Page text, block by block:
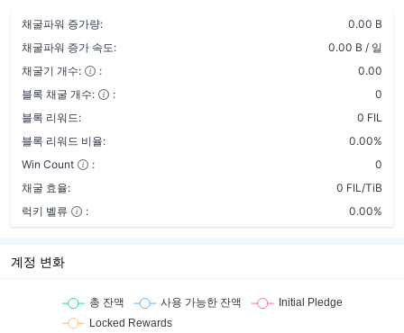
채굴파워 증가량:
0.00 B
채굴파워 증가 속도:
0.00 B / 일
채굴기 개수:
:
0.00
블록 채굴 개수:
:
0
블록 리워드:
0 FIL
블록 리워드 비율:
0.00%
Win Count
:
0
채굴 효율:
0 FIL/TiB
럭키 벨류
: 0.00%
계정 변화